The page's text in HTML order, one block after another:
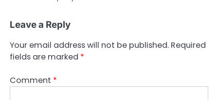
Leave a Reply
Your email address will not be published. Required
fields are marked *
Comment *